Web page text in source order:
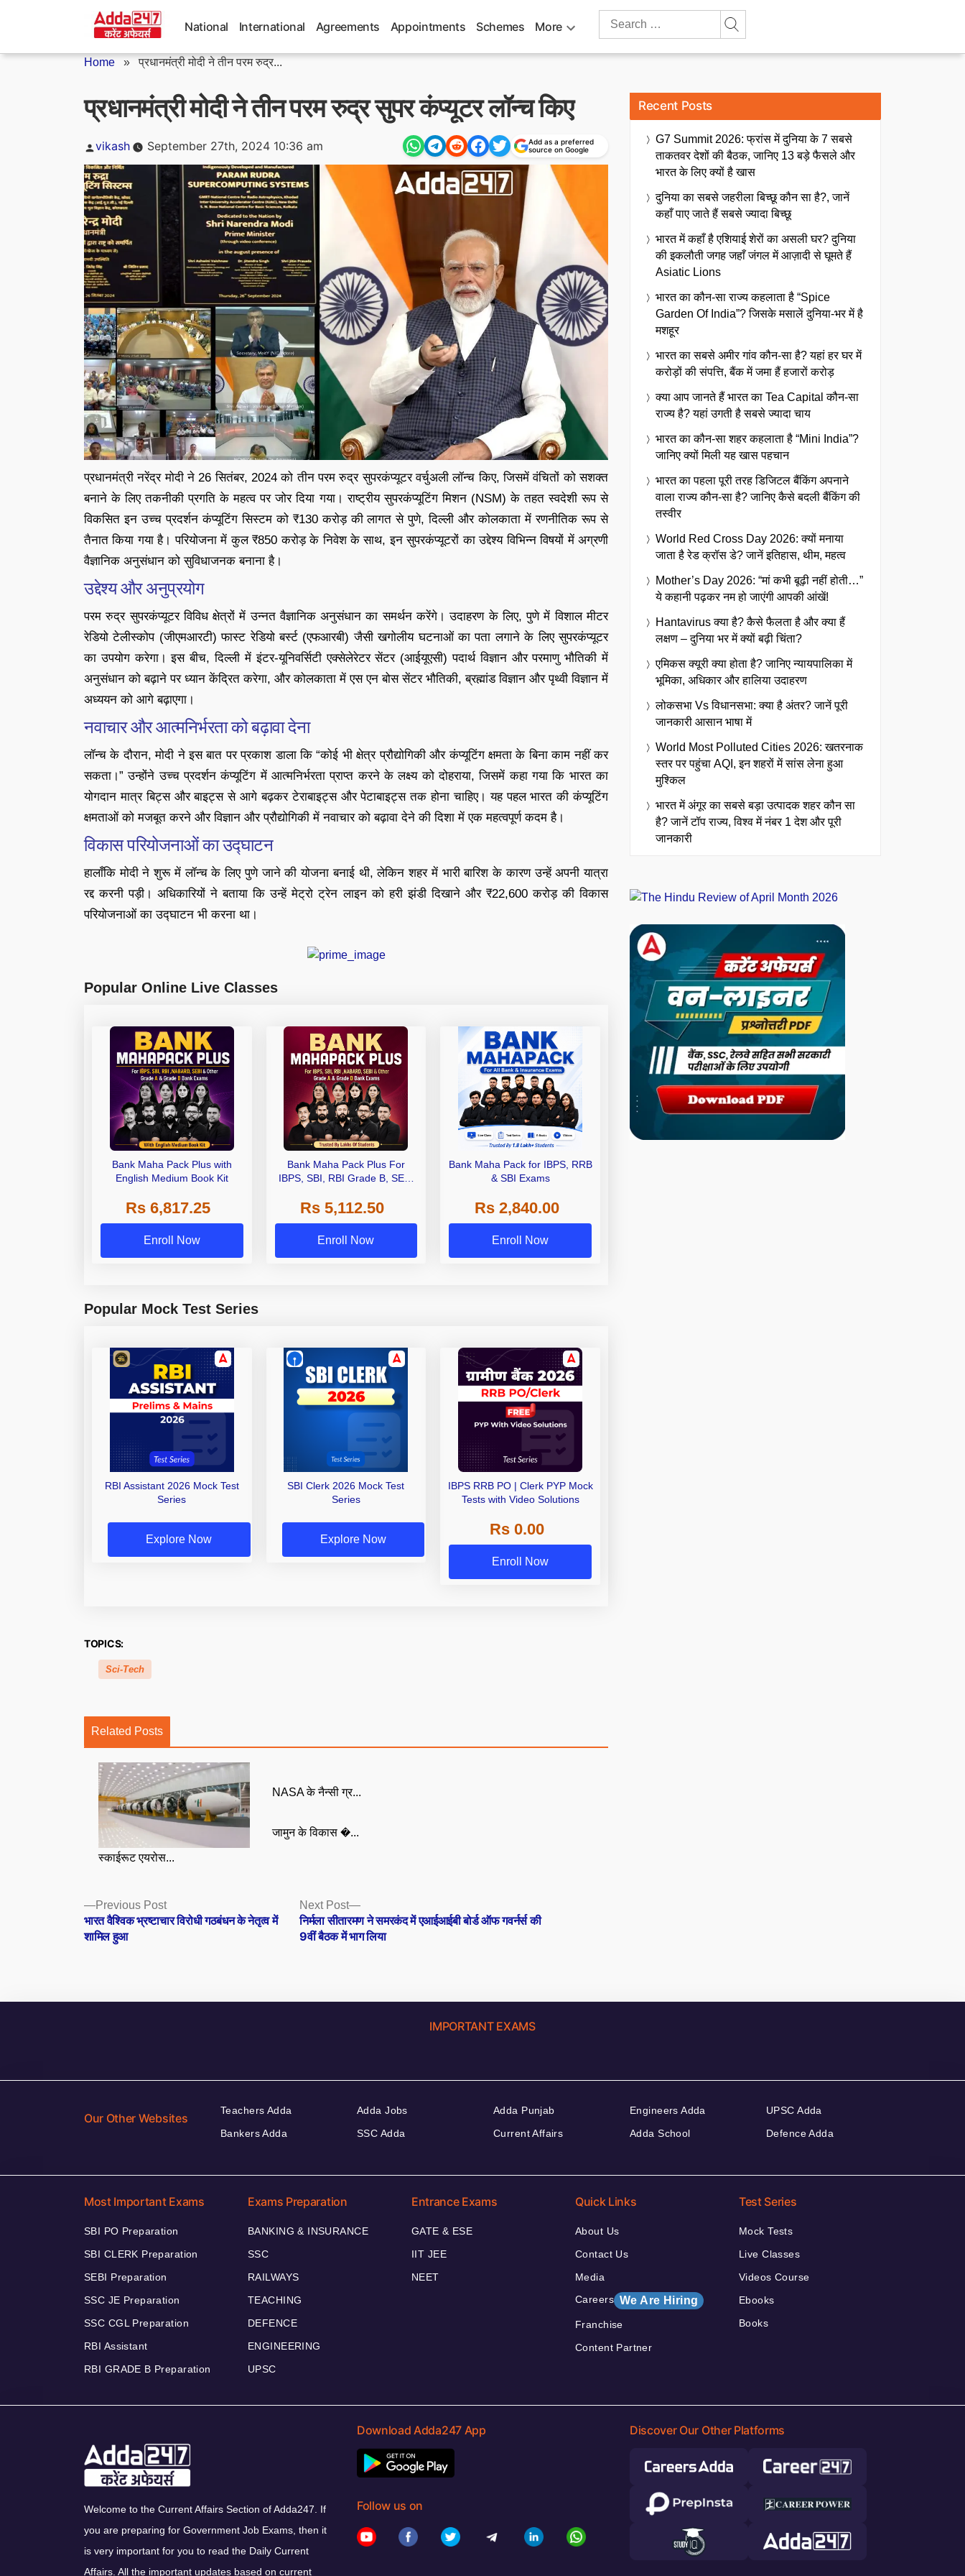
National International Agreements Appointments Schemes More
Search
Home »प्रधानमंत्री मोदी ने तीन परम रुद्र...
प्रधानमंत्री मोदी ने तीन परम रुद्र सुपर कंप्यूटर लॉन्च किए
Posted
vikash September 27th, 2024 10:36 am
Add as a preferred
source on Google
प्रधानमंत्री नरेंद्र मोदी ने 26 सितंबर, 2024 को तीन परम रुद्र सुपरकंप्यूटर वर्चुअली लॉन्च किए, जिसमें वंचितों को सशक्त
बनाने के लिए तकनीकी प्रगति के महत्व पर जोर दिया गया। राष्ट्रीय सुपरकंप्यूटिंग मिशन (NSM) के तहत स्वदेशी रूप से
विकसित इन उच्च प्रदर्शन कंप्यूटिंग सिस्टम को ₹130 करोड़ की लागत से पुणे, दिल्ली और कोलकाता में रणनीतिक रूप से
तैनात किया गया है। परियोजना में कुल ₹850 करोड़ के निवेश के साथ, इन सुपरकंप्यूटरों का उद्देश्य विभिन्न विषयों में अग्रणी
वैज्ञानिक अनुसंधान को सुविधाजनक बनाना है।
उद्देश्य और अनुप्रयोग
परम रुद्र सुपरकंप्यूटर विविध क्षेत्रों में उन्नत वैज्ञानिक अनुसंधान का समर्थन करेंगे। उदाहरण के लिए, पुणे में विशाल मीटर
रेडियो टेलीस्कोप (जीएमआरटी) फास्ट रेडियो बर्स्ट (एफआरबी) जैसी खगोलीय घटनाओं का पता लगाने के लिए सुपरकंप्यूटर
का उपयोग करेगा। इस बीच, दिल्ली में इंटर-यूनिवर्सिटी एक्सेलेरेटर सेंटर (आईयूएसी) पदार्थ विज्ञान और परमाणु भौतिकी में
अनुसंधान को बढ़ाने पर ध्यान केंद्रित करेगा, और कोलकाता में एस एन बोस सेंटर भौतिकी, ब्रह्मांड विज्ञान और पृथ्वी विज्ञान में
अध्ययन को आगे बढ़ाएगा।
नवाचार और आत्मनिर्भरता को बढ़ावा देना
लॉन्च के दौरान, मोदी ने इस बात पर प्रकाश डाला कि “कोई भी क्षेत्र प्रौद्योगिकी और कंप्यूटिंग क्षमता के बिना काम नहीं कर
सकता।” उन्होंने उच्च प्रदर्शन कंप्यूटिंग में आत्मनिर्भरता प्राप्त करने के लक्ष्य को दोहराया, जिसमें कहा गया कि भारत का
योगदान मात्र बिट्स और बाइट्स से आगे बढ़कर टेराबाइट्स और पेटाबाइट्स तक होना चाहिए। यह पहल भारत की कंप्यूटिंग
क्षमताओं को मजबूत करने और विज्ञान और प्रौद्योगिकी में नवाचार को बढ़ावा देने की दिशा में एक महत्वपूर्ण कदम है।
विकास परियोजनाओं का उद्घाटन
हालाँकि मोदी ने शुरू में लॉन्च के लिए पुणे जाने की योजना बनाई थी, लेकिन शहर में भारी बारिश के कारण उन्हें अपनी यात्रा
रद्द करनी पड़ी। अधिकारियों ने बताया कि उन्हें मेट्रो ट्रेन लाइन को हरी झंडी दिखाने और ₹22,600 करोड़ की विकास
परियोजनाओं का उद्घाटन भी करना था।
Popular Online Live Classes
Bank Maha Pack Plus with
English Medium Book Kit
Rs 6,817.25
Enroll Now
Bank Maha Pack Plus For
IBPS, SBI, RBI Grade B, SEBI
Other Grade A & Grade B Bank
Exams
Rs 5,112.50
Enroll Now
Bank Maha Pack for IBPS, RRB
& SBI Exams
Rs 2,840.00
Enroll Now
Popular Mock Test Series
RBI Assistant 2026 Mock Test
Series
Explore Now
SBI Clerk 2026 Mock Test
Series
Explore Now
IBPS RRB PO | Clerk PYP Mock
Tests with Video Solutions
Rs 0.00
Enroll Now
TOPICS:
Sci-Tech
Related Posts
स्काईरूट एयरोस...
NASA के नैन्सी ग्र...
जामुन के विकास �...
Posts
navigation
Previous PostPrevious
post:
भारत वैश्विक भ्रष्टाचार विरोधी गठबंधन के नेतृत्व में
शामिल हुआ
Next Post
Next
post:
निर्मला सीतारमण ने समरकंद में एआईआईबी बोर्ड ऑफ गवर्नर्स की
9वीं बैठक में भाग लिया
Recent Posts
G7 Summit 2026: फ्रांस में दुनिया के 7 सबसे
ताकतवर देशों की बैठक, जानिए 13 बड़े फैसले और
भारत के लिए क्यों है खास
दुनिया का सबसे जहरीला बिच्छू कौन सा है?, जानें
कहाँ पाए जाते हैं सबसे ज्यादा बिच्छू
भारत में कहाँ है एशियाई शेरों का असली घर? दुनिया
की इकलौती जगह जहाँ जंगल में आज़ादी से घूमते हैं
Asiatic Lions
भारत का कौन-सा राज्य कहलाता है “Spice
Garden Of India”? जिसके मसालें दुनिया-भर में है
मशहूर
भारत का सबसे अमीर गांव कौन-सा है? यहां हर घर में
करोड़ों की संपत्ति, बैंक में जमा हैं हजारों करोड़
क्या आप जानते हैं भारत का Tea Capital कौन-सा
राज्य है? यहां उगती है सबसे ज्यादा चाय
भारत का कौन-सा शहर कहलाता है “Mini India”?
जानिए क्यों मिली यह खास पहचान
भारत का पहला पूरी तरह डिजिटल बैंकिंग अपनाने
वाला राज्य कौन-सा है? जानिए कैसे बदली बैंकिंग की
तस्वीर
World Red Cross Day 2026: क्यों मनाया
जाता है रेड क्रॉस डे? जानें इतिहास, थीम, महत्व
Mother’s Day 2026: “मां कभी बूढ़ी नहीं होती…”
ये कहानी पढ़कर नम हो जाएंगी आपकी आंखें!
Hantavirus क्या है? कैसे फैलता है और क्या हैं
लक्षण – दुनिया भर में क्यों बढ़ी चिंता?
एमिकस क्यूरी क्या होता है? जानिए न्यायपालिका में
भूमिका, अधिकार और हालिया उदाहरण
लोकसभा Vs विधानसभा: क्या है अंतर? जानें पूरी
जानकारी आसान भाषा में
World Most Polluted Cities 2026: खतरनाक
स्तर पर पहुंचा AQI, इन शहरों में सांस लेना हुआ
मुश्किल
भारत में अंगूर का सबसे बड़ा उत्पादक शहर कौन सा
है? जानें टॉप राज्य, विश्व में नंबर 1 देश और पूरी
जानकारी
IMPORTANT EXAMS
Our Other Websites
Teachers Adda
Bankers Adda
Adda Jobs
SSC Adda
Adda Punjab
Current Affairs
Engineers Adda
Adda School
UPSC Adda
Defence Adda
Most Important Exams
SBI PO Preparation
SBI CLERK Preparation
SEBI Preparation
SSC JE Preparation
SSC CGL Preparation
RBI Assistant
RBI GRADE B Preparation
Exams Preparation
BANKING & INSURANCE
SSC
RAILWAYS
TEACHING
DEFENCE
ENGINEERING
UPSC
Entrance Exams
GATE & ESE
IIT JEE
NEET
Quick Links
About Us
Contact Us
Media
Careers We Are Hiring
Franchise
Content Partner
Test Series
Mock Tests
Live Classes
Videos Course
Ebooks
Books
Welcome to the Current Affairs Section of Adda247. If
you are preparing for Government Job Exams, then it
is very important for you to read the Daily Current
Affairs. All the important updates based on current
Download Adda247 App
Follow us on
Discover Our Other Platforms